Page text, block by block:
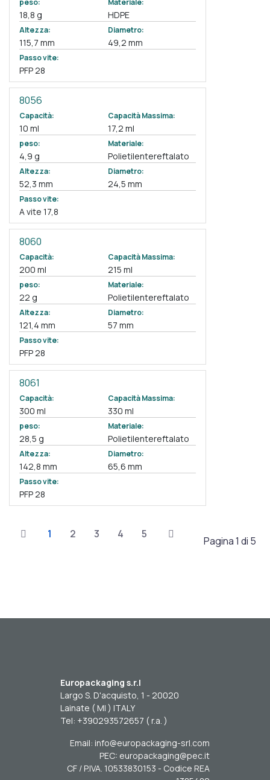
peso:
18,8 g
Materiale:
HDPE
Altezza:
115,7 mm
Diametro:
49,2 mm
Passo vite:
PFP 28
8056
Capacità:
10 ml
Capacità Massima:
17,2 ml
peso:
4,9 g
Materiale:
Polietilentereftalato
Altezza:
52,3 mm
Diametro:
24,5 mm
Passo vite:
A vite 17,8
8060
Capacità:
200 ml
Capacità Massima:
215 ml
peso:
22 g
Materiale:
Polietilentereftalato
Altezza:
121,4 mm
Diametro:
57 mm
Passo vite:
PFP 28
8061
Capacità:
300 ml
Capacità Massima:
330 ml
peso:
28,5 g
Materiale:
Polietilentereftalato
Altezza:
142,8 mm
Diametro:
65,6 mm
Passo vite:
PFP 28
Pagina 1 di 5
1 2 3 4 5
Europackaging s.r.l
Largo S. D'acquisto, 1 - 20020
Lainate ( MI ) ITALY
Tel: +390293572657 ( r.a. )
Email: info@europackaging-srl.com
PEC: europackaging@pec.it
CF / P.IVA. 10533830153 - Codice REA